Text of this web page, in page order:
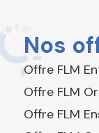
Nos
Offre FLM
Offre FLM
Offre FLM